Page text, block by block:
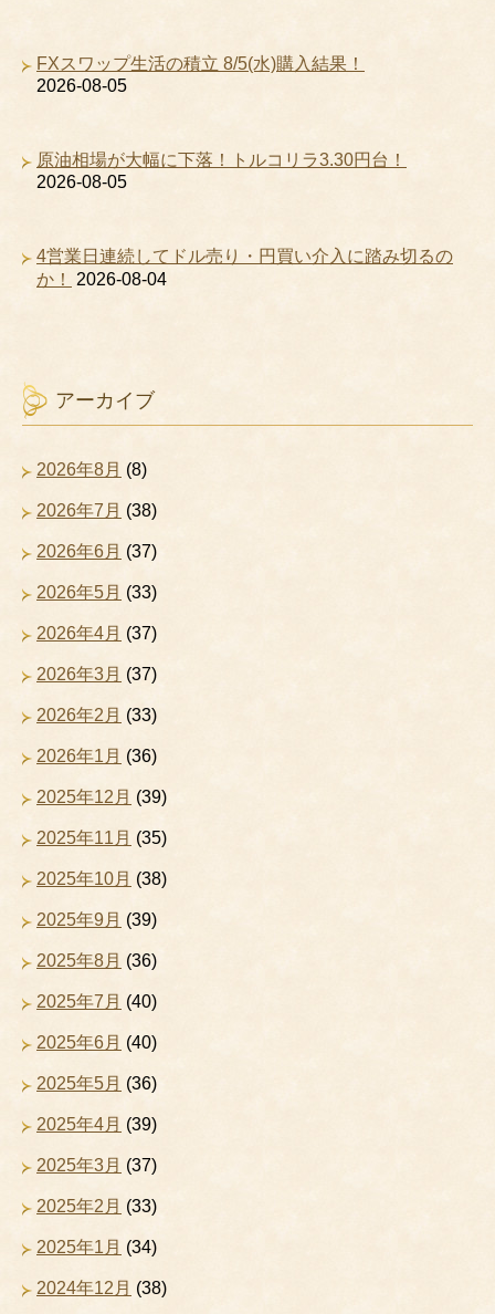
FXスワップ生活の積立 8/5(水)購入結果！
2026-08-05
原油相場が大幅に下落！トルコリラ3.30円台！
2026-08-05
4営業日連続してドル売り・円買い介入に踏み切るの
か！
2026-08-04
アーカイブ
2026年8月 (8)
2026年7月 (38)
2026年6月 (37)
2026年5月 (33)
2026年4月 (37)
2026年3月 (37)
2026年2月 (33)
2026年1月 (36)
2025年12月 (39)
2025年11月 (35)
2025年10月 (38)
2025年9月 (39)
2025年8月 (36)
2025年7月 (40)
2025年6月 (40)
2025年5月 (36)
2025年4月 (39)
2025年3月 (37)
2025年2月 (33)
2025年1月 (34)
2024年12月 (38)